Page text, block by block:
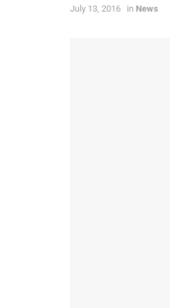
July 13, 2016 in News